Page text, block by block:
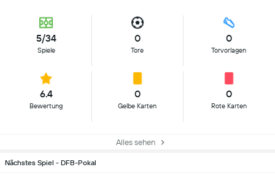
5/34
Spiele
0
Tore
0
Torvorlagen
6.4
Bewertung
0
Gelbe Karten
0
Rote Karten
Alles sehen
Nächstes Spiel - DFB-Pokal